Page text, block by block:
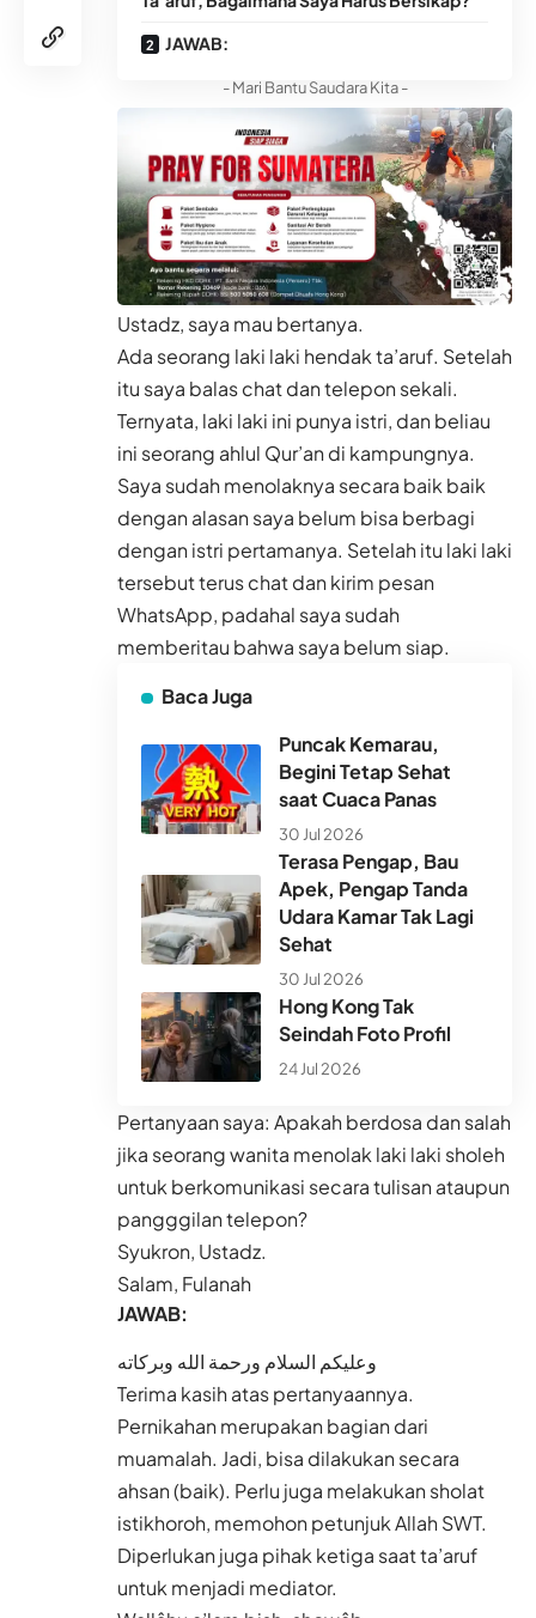
JAWAB:
- Mari Bantu Saudara Kita -
Ustadz, saya mau bertanya.
Ada seorang laki laki hendak ta’aruf. Setelah
itu saya balas chat dan telepon sekali.
Ternyata, laki laki ini punya istri, dan beliau
ini seorang ahlul Qur’an di kampungnya.
Saya sudah menolaknya secara baik baik
dengan alasan saya belum bisa berbagi
dengan istri pertamanya. Setelah itu laki laki
tersebut terus chat dan kirim pesan
WhatsApp, padahal saya sudah
memberitau bahwa saya belum siap.
Baca Juga
Puncak Kemarau,
Begini Tetap Sehat
saat Cuaca Panas
30 Jul 2026
Terasa Pengap, Bau
Apek, Pengap Tanda
Udara Kamar Tak Lagi
Sehat
30 Jul 2026
Hong Kong Tak
Seindah Foto Profil
24 Jul 2026
Pertanyaan saya: Apakah berdosa dan salah
jika seorang wanita menolak laki laki sholeh
untuk berkomunikasi secara tulisan ataupun
pangggilan telepon?
Syukron, Ustadz.
Salam, Fulanah
JAWAB:
وعليكم السلام ورحمة الله وبركاته
Terima kasih atas pertanyaannya.
Pernikahan merupakan bagian dari
muamalah. Jadi, bisa dilakukan secara
ahsan (baik). Perlu juga melakukan sholat
istikhoroh, memohon petunjuk Allah SWT.
Diperlukan juga pihak ketiga saat ta’aruf
untuk menjadi mediator.